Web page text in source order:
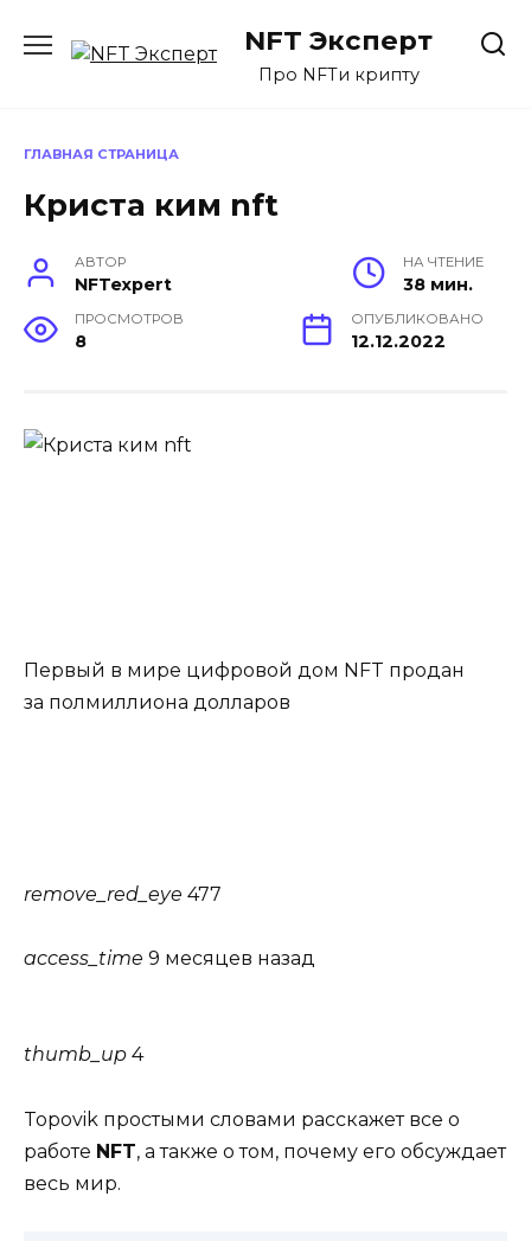
содержанию
NFT Эксперт
Про NFTи крипту
ГЛАВНАЯ СТРАНИЦА
Криста ким nft
АВТОР
NFTexpert
НА ЧТЕНИЕ
38 мин.
ПРОСМОТРОВ
8
ОПУБЛИКОВАНО
12.12.2022
Первый в мире цифровой дом NFT продан
за полмиллиона долларов
remove_red_eye 477
access_time 9 месяцев назад
thumb_up 4
Topovik простыми словами расскажет все о
работе NFT, а также о том, почему его обсуждает
весь мир.